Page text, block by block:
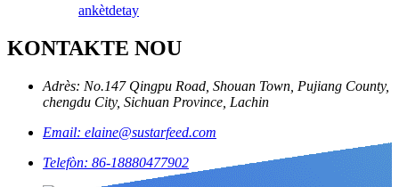
ankètdetay
KONTAKTE NOU
Adrès: No.147 Qingpu Road, Shouan Town, Pujiang County,
chengdu City, Sichuan Province, Lachin
Email: elaine@sustarfeed.com
Telefòn: 86-18880477902